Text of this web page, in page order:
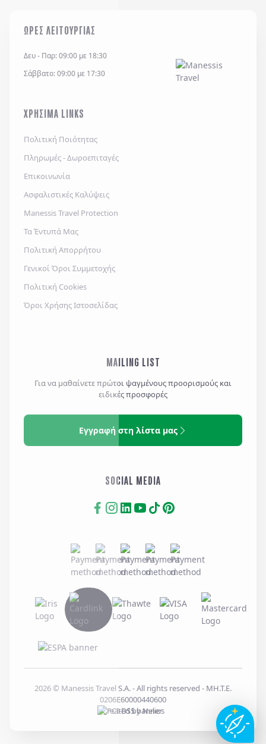
ΩΡΕΣ ΛΕΙΤΟΥΡΓΙΑΣ
Δευ - Παρ: 09:00 με 18:30
Σάββατο: 09:00 με 17:30
ΧΡΗΣΙΜΑ LINKS
Πολιτική Ποιότητας
Πληρωμές - Δωροεπιταγές
Επικοινωνία
Ασφαλιστικές Καλύψεις
Manessis Travel Protection
Τα Έντυπά Μας
Πολιτική Απορρήτου
Γενικοί Όροι Συμμετοχής
Πολιτική Cookies
Όροι Χρήσης Ιστοσελίδας
MAILING LIST
Για να μαθαίνετε πρώτοι ψαγμένους προορισμούς και
ειδικές προσφορές
Εγγραφή στη λίστα μας
SOCIAL MEDIA
2026© Manessis Travel S.A. - All rights reserved - MH.T.E.
0206E60000440600
Created byNelios